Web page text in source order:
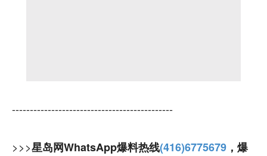
---------------------------------------------
>>>星岛网WhatsApp爆料热线(416)6775679 ，爆